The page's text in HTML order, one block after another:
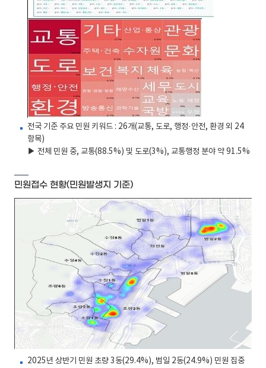
전국 기준 주요 민원 키워드 : 26개(교통, 도로, 행정·안전, 환경 외 24
항목)
▶ 전체 민원 중, 교통(88.5%) 및 도로(3%), 교통행정 분야 약 91.5%
민원접수 현황(민원발생지 기준)
2025년 상반기 민원 초량 3동(29.4%), 범일 2동(24.9%) 민원 집중